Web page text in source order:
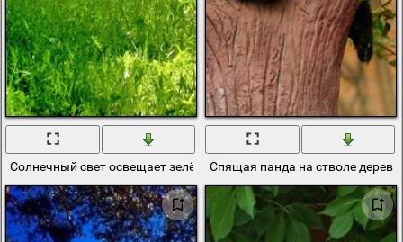
Солнечный свет освещает зелёную траву и деревья
Спящая панда на стволе